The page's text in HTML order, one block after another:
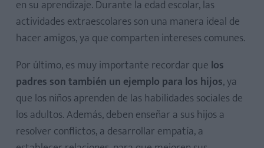
en su aprendizaje. Durante la edad escolar, las
actividades extraescolares son una manera ideal de
hacer amigos, ya que comparten intereses comunes.
Por último, es muy importante recordar que los
padres son también un ejemplo para los hijos, ya
que los niños aprenden de las habilidades sociales de
los adultos. Además, deben enseñar a sus hijos a
resolver conflictos, a desarrollar empatía, a